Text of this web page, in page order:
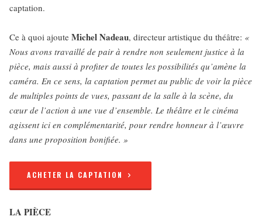
captation.
Ce à quoi ajoute Michel Nadeau, directeur artistique du théâtre: «
Nous avons travaillé de pair à rendre non seulement justice à la
pièce, mais aussi à profiter de toutes les possibilités qu’amène la
caméra. En ce sens, la captation permet au public de voir la pièce
de multiples points de vues, passant de la salle à la scène, du
cœur de l’action à une vue d’ensemble. Le théâtre et le cinéma
agissent ici en complémentarité, pour rendre honneur à l’œuvre
dans une proposition bonifiée. »
ACHETER LA CAPTATION
LA PIÈCE